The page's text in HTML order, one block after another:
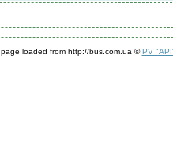
page loaded from http://bus.com.ua © PV